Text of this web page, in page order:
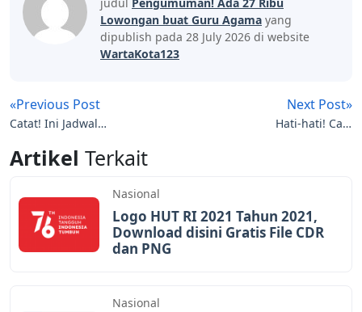
judul Pengumuman! Ada 27 Ribu
Lowongan buat Guru Agama yang
dipublish pada 28 July 2026 di website
WartaKota123
«Previous Post
Catat! Ini Jadwal
Next Post»
Hati-hati! Calo
Artikel Terkait
Nasional
Logo HUT RI 2021 Tahun 2021,
Download disini Gratis File CDR
dan PNG
Nasional